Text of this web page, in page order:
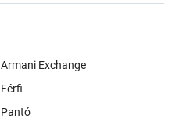
Armani Exchange
Férfi
Pantó